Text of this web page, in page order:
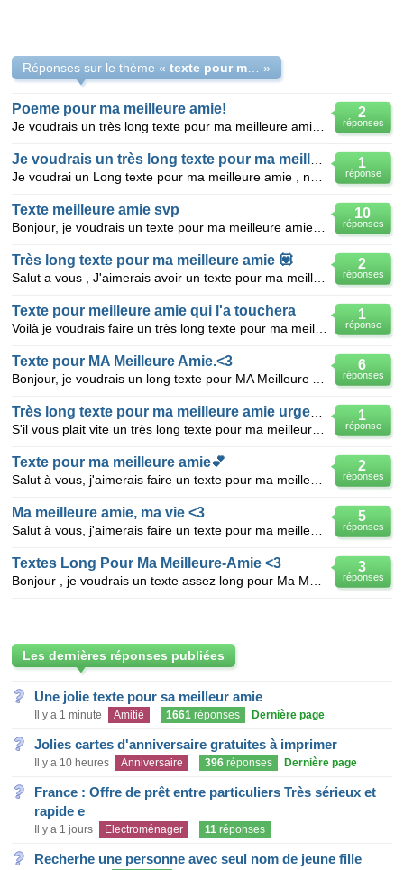
Réponses sur le thème « »
2
réponses
Poeme pour ma meilleure amie!
1
réponse
10
réponses
Texte meilleure amie svp
2
réponses
Très long texte pour ma meilleure amie 💟
1
réponse
Texte pour meilleure amie qui l'a touchera
6
réponses
Texte pour MA Meilleure Amie.<3
1
réponse
2
réponses
Texte pour ma meilleure amie💕
5
réponses
Ma meilleure amie, ma vie <3
3
réponses
Textes Long Pour Ma Meilleure-Amie <3
Les dernières réponses publiées
Une jolie texte pour sa meilleur amie
Il y a 1 minute Amitié 1661 réponses Dernière page
Jolies cartes d'anniversaire gratuites à imprimer
Il y a 10 heures Anniversaire 396 réponses Dernière page
France : Offre de prêt entre particuliers Très sérieux et
rapide e
Il y a 1 jours Electroménager 11 réponses
Recherhe une personne avec seul nom de jeune fille